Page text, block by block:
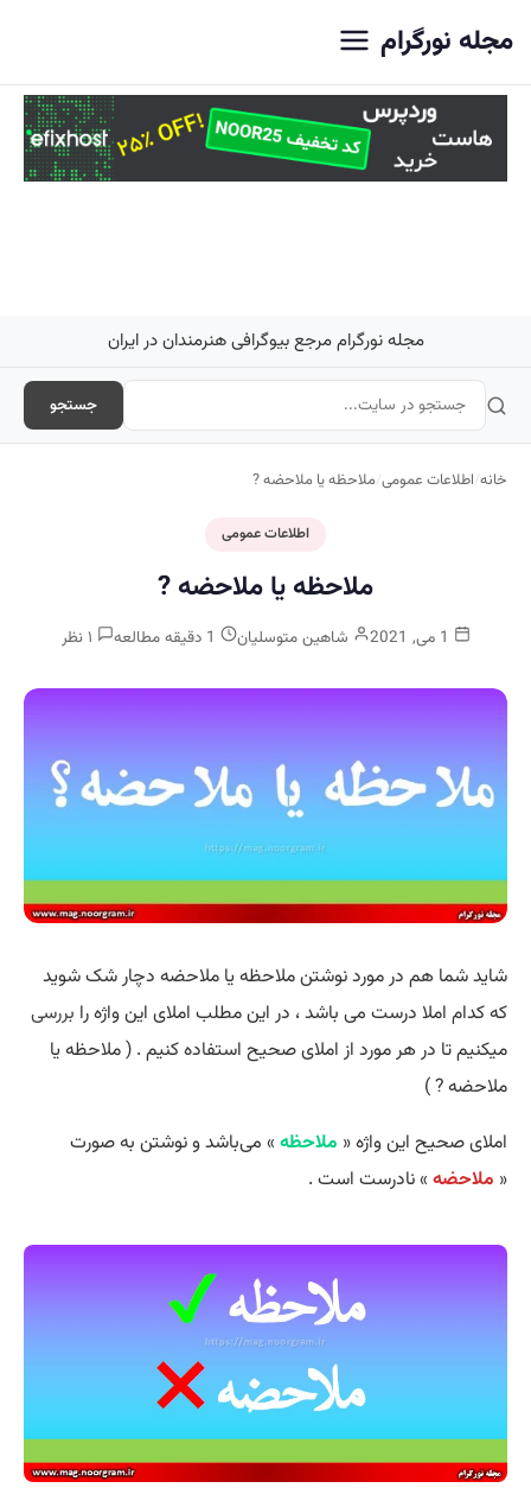
مجله نورگرام
مجله نورگرام مرجع بیوگرافی هنرمندان در ایران
جستجو
خانه/اطلاعات عمومی/ملاحظه یا ملاحضه ?
اطلاعات عمومی
ملاحظه یا ملاحضه ?
شاهین متوسلیان
شاید شما هم در مورد نوشتن ملاحظه یا ملاحضه دچار شک شوید
که کدام املا درست می باشد ، در این مطلب املای این واژه را بررسی
میکنیم تا در هر مورد از املای صحیح استفاده کنیم . ( ملاحظه یا
ملاحضه ? )
املای صحیح این واژه « ملاحظه » می‌باشد و نوشتن به صورت
« ملاحضه » نادرست است .